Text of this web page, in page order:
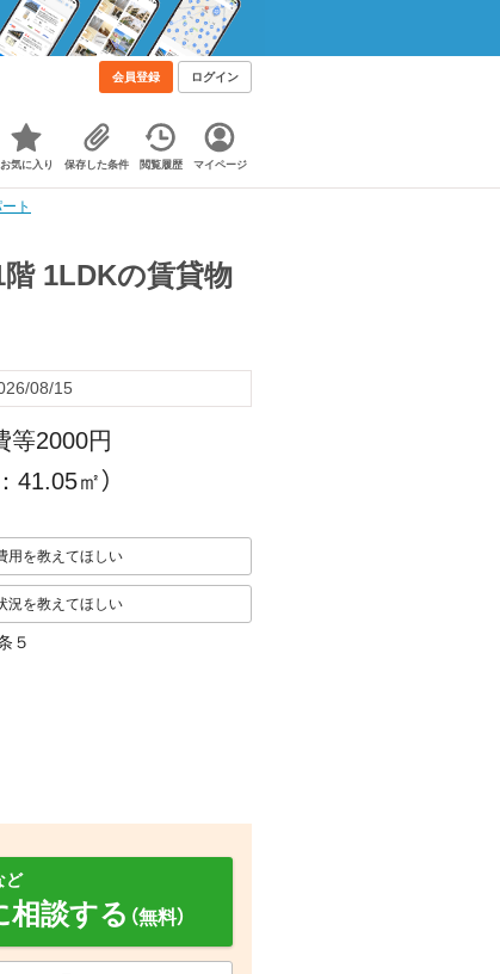
会員登録 ログイン
お気に入り 保存した条件 閲覧履歴 マイページ
ト
階 1LDKの賃貸物
08/15
等2000円
41.05㎡）
用を教えてほしい
況を教えてほしい
５
ど
相談する （無料）